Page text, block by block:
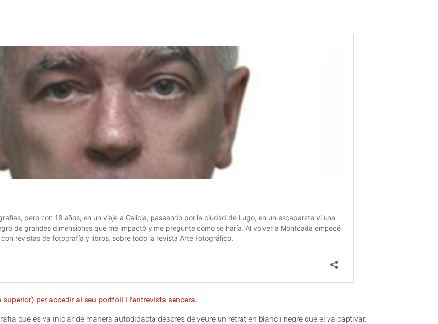
per accedir al seu portfoli i l’entrevista sencera.
que es va iniciar de manera autodidacta després de veure un retrat en blanc i negre que el va captivar.